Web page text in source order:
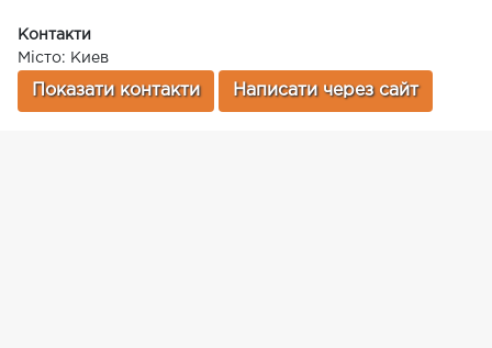
Контакти
Місто: Киев
Показати контакти Написати через сайт